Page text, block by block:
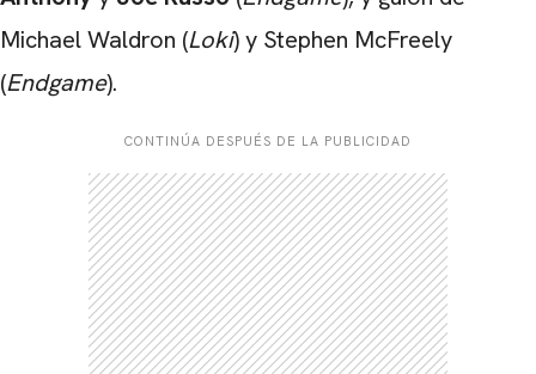
Michael Waldron (Loki) y Stephen McFreely
(Endgame).
CONTINÚA DESPUÉS DE LA PUBLICIDAD